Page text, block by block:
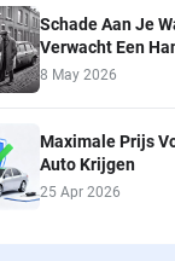
Schade Aan Je
Verwacht Een
8 May 2026
Maximale Prijs
Auto Krijgen
25 Apr 2026